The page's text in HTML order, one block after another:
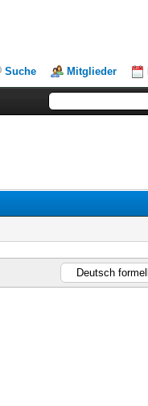
Suche Mitglieder